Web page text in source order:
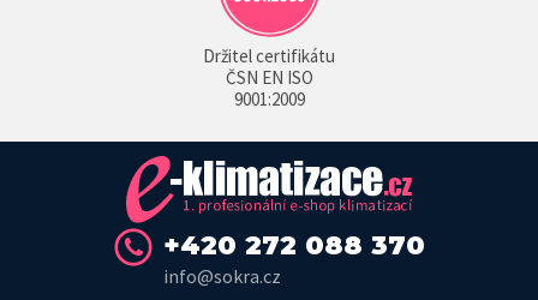
Držitel certifikátu
ČSN EN ISO
9001:2009
+420 272 088 370
info@sokra.cz